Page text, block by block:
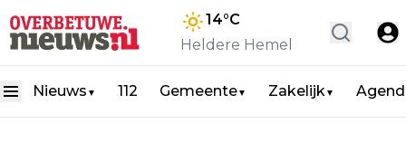
14°C
Heldere Hemel
Nieuws ▼ 112 Gemeente▼ Zakelijk▼